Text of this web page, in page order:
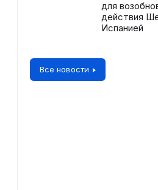
для
действия
Испанией
Все новости